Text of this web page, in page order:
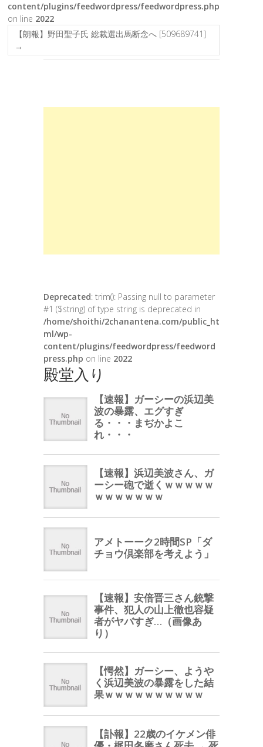
content/plugins/feedwordpress/feedwordpress.php
on line 2022
【朗報】野田聖子氏 総裁選出馬断念へ [509689741]
→
Deprecated: trim(): Passing null to parameter
#1 ($string) of type string is deprecated in
/home/shoithi/2chanantena.com/public_ht
ml/wp-
content/plugins/feedwordpress/feedword
press.php on line 2022
殿堂入り